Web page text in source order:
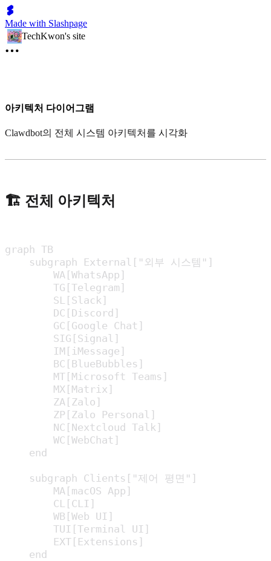
Made with Slashpage
TechKwon's site
아키텍처 다이어그램
Clawdbot의 전체 시스템 아키텍처를 시각화
🏗 전체 아키텍처
graph TB
    subgraph External["외부 시스템"]
        WA[WhatsApp]
        TG[Telegram]
        SL[Slack]
        DC[Discord]
        GC[Google Chat]
        SIG[Signal]
        IM[iMessage]
        BC[BlueBubbles]
        MT[Microsoft Teams]
        MX[Matrix]
        ZA[Zalo]
        ZP[Zalo Personal]
        NC[Nextcloud Talk]
        WC[WebChat]
    end
    subgraph Clients["제어 평면"]
        MA[macOS App]
        CL[CLI]
        WB[Web UI]
        TUI[Terminal UI]
        EXT[Extensions]
    end